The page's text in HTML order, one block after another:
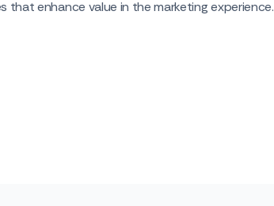
that enhance value in the marketing experience.